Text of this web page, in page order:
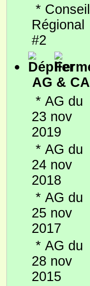
* Conseil
Régional
#2
AG & CA
* AG du
23 nov
2019
* AG du
24 nov
2018
* AG du
25 nov
2017
* AG du
28 nov
2015